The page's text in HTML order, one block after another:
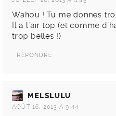
Wahou ! Tu me donnes
Il a l’air top (et comme
trop belles !)
RÉPONDRE
MELSLULU
AOÛT 16, 2013 À 9:44